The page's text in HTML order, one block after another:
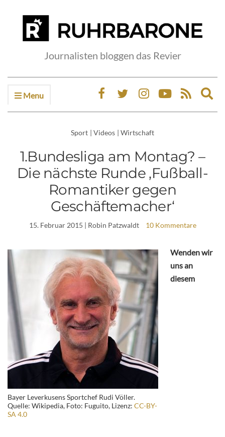
Journalisten bloggen das Revier
Menu
Sport | Videos | Wirtschaft
1.Bundesliga am Montag? –
Die nächste Runde ‚Fußball-
Romantiker gegen
Geschäftemacher‘
15. Februar 2015 | Robin Patzwaldt 10 Kommentare
Bayer Leverkusens Sportchef Rudi Völler.
Quelle: Wikipedia, Foto: Fuguito, Lizenz: CC-BY-
SA 4.0
Wenden wir
uns an
diesem